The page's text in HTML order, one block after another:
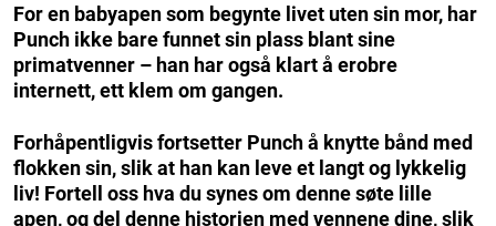
For en babyapen som begynte livet uten sin mor, har
Punch ikke bare funnet sin plass blant sine
primatvenner – han har også klart å erobre
internett, ett klem om gangen.
Forhåpentligvis fortsetter Punch å knytte bånd med
flokken sin, slik at han kan leve et langt og lykkelig
liv! Fortell oss hva du synes om denne søte lille
apen, og del denne historien med vennene dine, slik